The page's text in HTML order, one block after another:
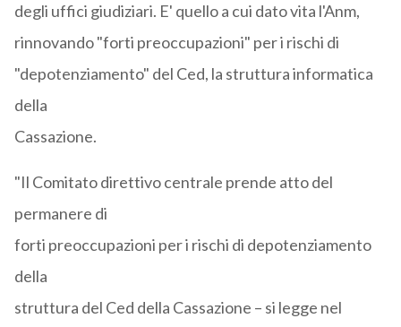
degli uffici giudiziari. E' quello a cui dato vita l'Anm,
rinnovando "forti preoccupazioni" per i rischi di
"depotenziamento" del Ced, la struttura informatica
della
Cassazione.
"Il Comitato direttivo centrale prende atto del
permanere di
forti preoccupazioni per i rischi di depotenziamento
della
struttura del Ced della Cassazione – si legge nel